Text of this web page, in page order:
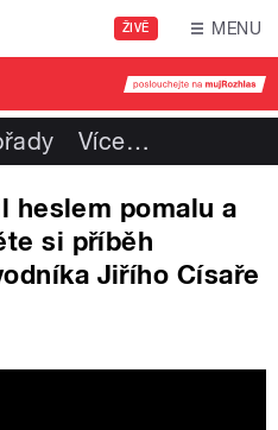
ŽIVĚ MENU
Více…
heslem pomalu a
si příběh
Jiřího Císaře